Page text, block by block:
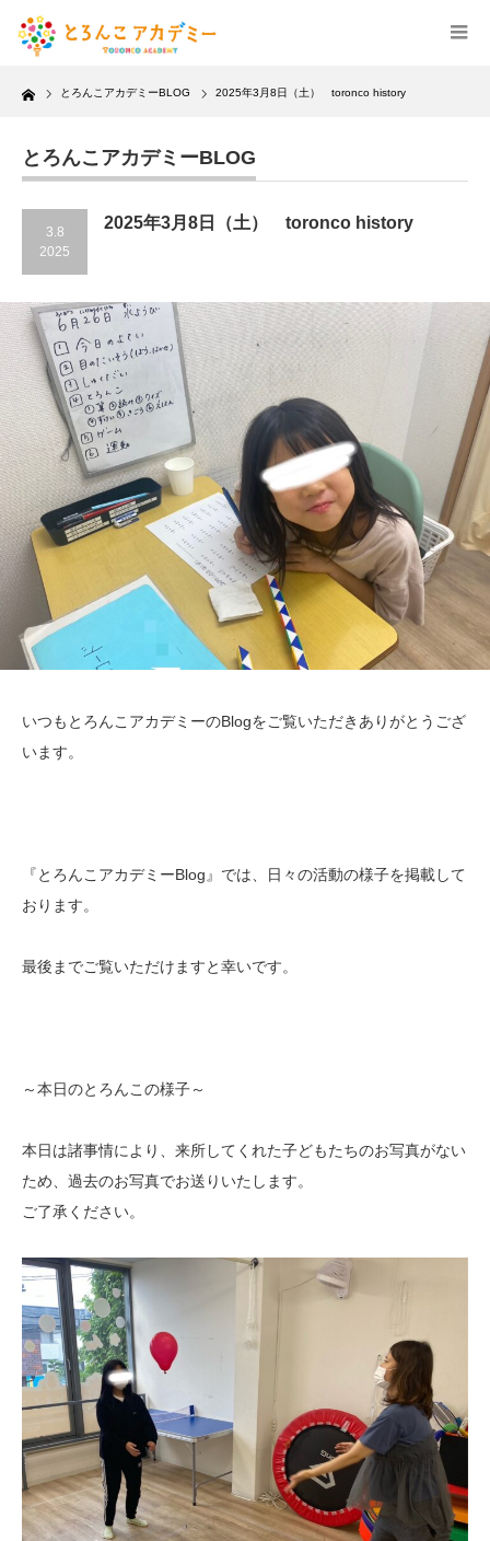
Home とろんこアカデミーBLOG 2025年3月8日（土） toronco history
とろんこアカデミーBLOG
3.8
2025
2025年3月8日（土） toronco history
いつもとろんこアカデミーのBlogをご覧いただきありがとうござ
います。
『とろんこアカデミーBlog』では、日々の活動の様子を掲載して
おります。
最後までご覧いただけますと幸いです。
～本日のとろんこの様子～
本日は諸事情により、来所してくれた子どもたちのお写真がない
ため、過去のお写真でお送りいたします。
ご了承ください。